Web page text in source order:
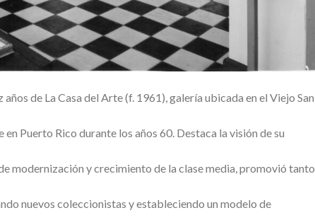
de La Casa del Arte (f. 1961), galería ubicada en el Viejo San
Puerto Rico durante los años 60. Destaca la visión de su
modernización y crecimiento de la clase media, promovió tanto
nuevos coleccionistas y estableciendo un modelo de